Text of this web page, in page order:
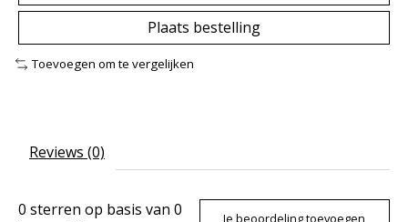
Plaats bestelling
Toevoegen om te vergelijken
Reviews (0)
0 sterren op basis van 0
Je beoordeling toevoegen